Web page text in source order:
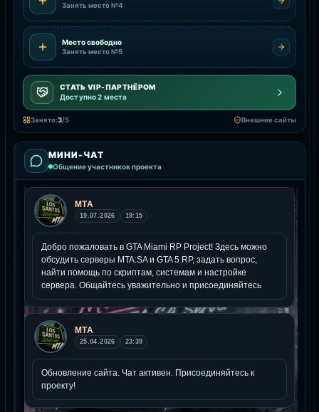
Занять место №4
Место свободно
Занять место №5
СТАТЬ VIP-ПАРТНЁРОМ
Доступно 2 места
Занято:3/5 Внешние сайты
МИНИ-ЧАТ
Общение участников проекта